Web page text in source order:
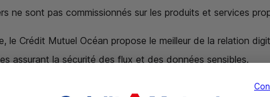
ne sont pas commissionnés sur les produits et services
le Crédit Mutuel Océan propose le meilleur de la relation
assurant la sécurité des flux et des données sensibles.